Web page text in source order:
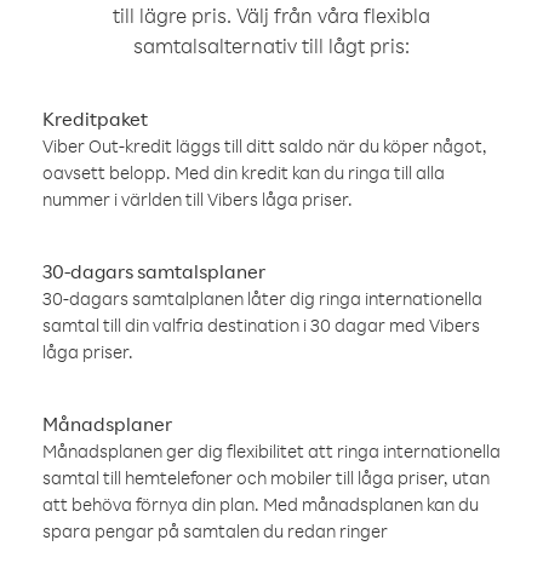
till lägre pris. Välj från våra flexibla
samtalsalternativ till lågt pris:
Kreditpaket
Viber Out-kredit läggs till ditt saldo när du köper något,
oavsett belopp. Med din kredit kan du ringa till alla
nummer i världen till Vibers låga priser.
30-dagars samtalsplaner
30-dagars samtalplanen låter dig ringa internationella
samtal till din valfria destination i 30 dagar med Vibers
låga priser.
Månadsplaner
Månadsplanen ger dig flexibilitet att ringa internationella
samtal till hemtelefoner och mobiler till låga priser, utan
att behöva förnya din plan. Med månadsplanen kan du
spara pengar på samtalen du redan ringer